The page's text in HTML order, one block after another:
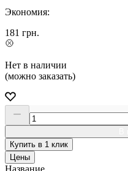
Экономия:
181 грн.
Нет в наличии
(можно заказать)
Купить в 1 клик
Цены
Название